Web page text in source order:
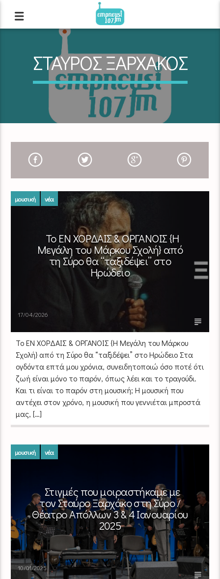
ΣΤΑΥΡΟΣ ΞΑΡΧΑΚΟΣ
μουσική νέα
Το ΕΝ ΧΟΡΔΑΙΣ & ΟΡΓΑΝΟΙΣ {Η
Μεγάλη του Μάρκου Σχολή} από
τη Σύρο θα “ταξιδέψει” στο
Ηρώδειο
17/04/2026
Το ΕΝ ΧΟΡΔΑΙΣ & ΟΡΓΑΝΟΙΣ {Η Μεγάλη του Μάρκου
Σχολή} από τη Σύρο θα “ταξιδέψει” στο Ηρώδειο Στα
ογδόντα επτά μου χρόνια, συνειδητοποιώ όσο ποτέ ότι
ζωή είναι μόνο το παρόν, όπως λέει και το τραγούδι.
Και τι είναι το παρόν στη μουσική; Η μουσική που
αντέχει στον χρόνο, η μουσική που γεννιέται μπροστά
μας, […]
μουσική νέα
Στιγμές που μοιραστήκαμε με
τον Σταύρο Ξαρχάκο στη Σύρο /
Θέατρο Απόλλων 3 & 4 Ιανουαρίου
2025
10/01/2025